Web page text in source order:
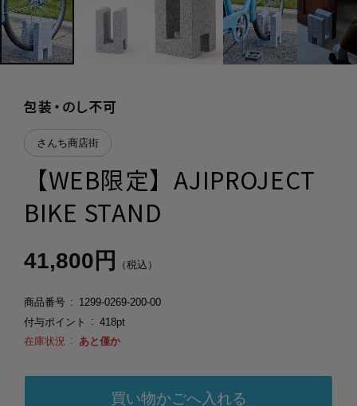
さんち商店街
【WEB限定】AJIPROJECT
BIKE STAND
41,800円 （税込）
商品番号
1299-0269-200-00
付与ポイント
418pt
在庫状況
あと僅か